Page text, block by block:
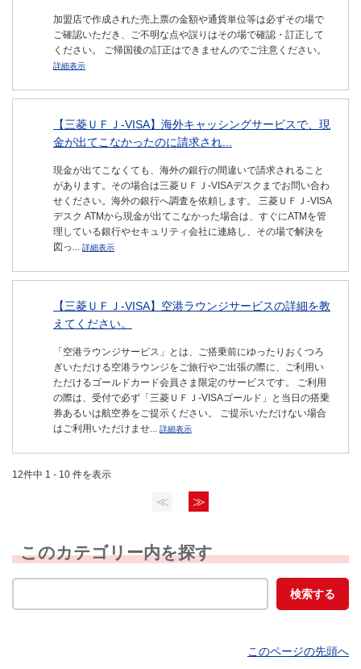
加盟店で作成された売上票の金額や通貨単位等は必ずその場で
ご確認いただき、ご不明な点や誤りはその場で確認・訂正して
ください。 ご帰国後の訂正はできませんのでご注意ください。
詳細表示
【三菱ＵＦＪ-VISA】海外キャッシングサービスで、現
金が出てこなかったのに請求され...
現金が出てこなくても、海外の銀行の間違いで請求されること
があります。その場合は三菱ＵＦＪ-VISAデスクまでお問い合わ
せください。海外の銀行へ調査を依頼します。 三菱ＵＦＪ-VISA
デスク ATMから現金が出てこなかった場合は、すぐにATMを管
理している銀行やセキュリティ会社に連絡し、その場で解決を
図っ... 詳細表示
【三菱ＵＦＪ-VISA】空港ラウンジサービスの詳細を教
えてください。
「空港ラウンジサービス」とは、ご搭乗前にゆったりおくつろ
ぎいただける空港ラウンジをご旅行やご出張の際に、ご利用い
ただけるゴールドカード会員さま限定のサービスです。 ご利用
の際は、受付で必ず「三菱ＵＦＪ-VISAゴールド」と当日の搭乗
券あるいは航空券をご提示ください。 ご提示いただけない場合
はご利用いただけませ... 詳細表示
12件中 1 - 10 件を表示
≪ ≫
このカテゴリー内を探す
このページの先頭へ